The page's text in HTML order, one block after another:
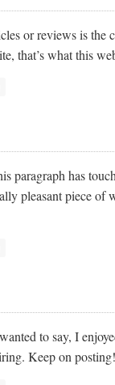
or reviews is the
that’s what this
paragraph has
pleasant piece of
to say, I
Keep on posting!